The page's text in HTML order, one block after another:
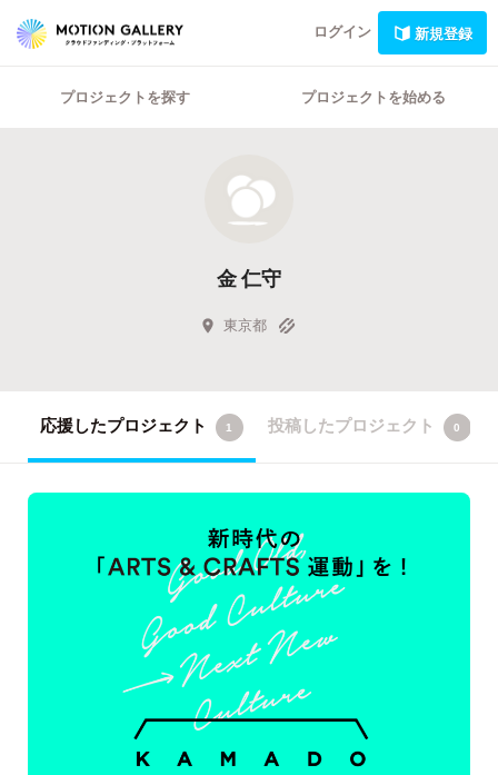
ログイン 新規登録
プロジェクトを探す プロジェクトを始める
金 仁守
東京都
応援したプロジェクト 1 投稿したプロジェクト 0